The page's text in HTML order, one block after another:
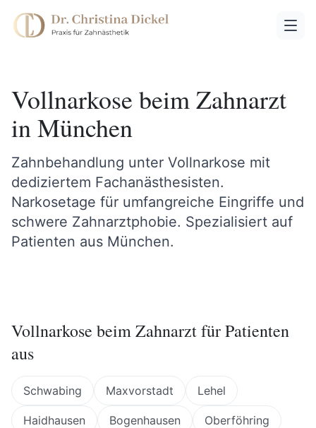
Vollnarkose beim Zahnarzt
in München
Zahnbehandlung unter Vollnarkose mit
dediziertem Fachanästhesisten.
Narkosetage für umfangreiche Eingriffe und
schwere Zahnarztphobie. Spezialisiert auf
Patienten aus München.
Vollnarkose beim Zahnarztfür Patienten
aus
Schwabing Maxvorstadt Lehel
Haidhausen Bogenhausen Oberföhring